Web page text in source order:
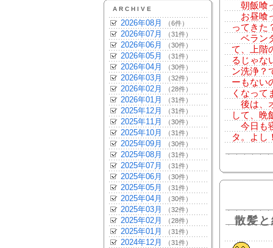
ARCHIVE
2026年08月 （6件）
2026年07月 （31件）
2026年06月 （30件）
2026年05月 （31件）
2026年04月 （30件）
2026年03月 （32件）
2026年02月 （28件）
2026年01月 （31件）
2025年12月 （31件）
2025年11月 （30件）
2025年10月 （31件）
2025年09月 （30件）
2025年08月 （31件）
2025年07月 （31件）
2025年06月 （30件）
2025年05月 （31件）
2025年04月 （30件）
2025年03月 （32件）
2025年02月 （28件）
2025年01月 （31件）
2024年12月 （31件）
朝飯喰
お昼喰
ってきた
ベラン
て、上階
るじゃな
ン洗浄？
ーもない
くなって
後は、
して、晩
今日も
タ。よし
散髪